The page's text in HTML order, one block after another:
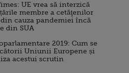
UE vrea să interzică
membre a cetăţenilor
cauza pandemiei încă
din SUA
2019: Cum se
Uniunii Europene și
acestui scrutin